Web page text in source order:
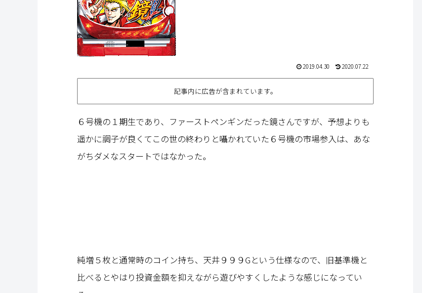
2019.04.30 2020.07.22
記事内に広告が含まれています。
６号機の１期生であり、ファーストペンギンだった鏡さんですが、予想よりも
遥かに調子が良くてこの世の終わりと囁かれていた６号機の市場参入は、あな
がちダメなスタートではなかった。
純増５枚と通常時のコイン持ち、天井９９９Gという仕様なので、旧基準機と
比べるとやはり投資金額を抑えながら遊びやすくしたような感じになってい